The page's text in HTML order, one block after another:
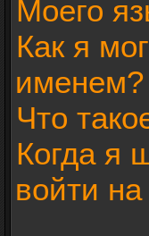
Моего
Как я
именем?
Что
Когда я
войти